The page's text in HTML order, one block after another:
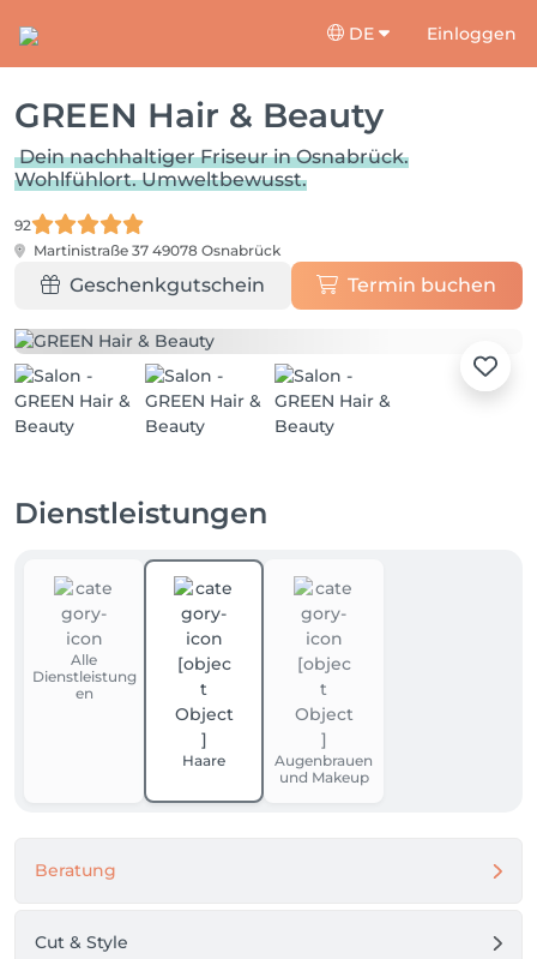
DE Einloggen
GREEN Hair & Beauty
Dein nachhaltiger Friseur in Osnabrück.
Wohlfühlort. Umweltbewusst.
92
Martinistraße 37 49078 Osnabrück
Geschenkgutschein Termin buchen
Dienstleistungen
Alle
Dienstleistung
en
Haare
Augenbrauen
und Makeup
Beratung
Cut & Style